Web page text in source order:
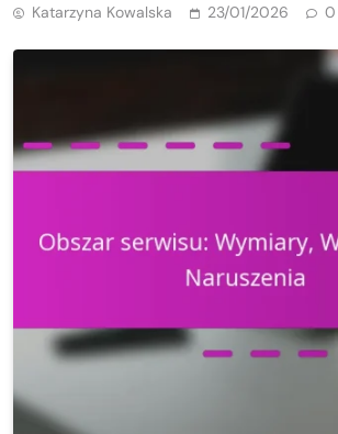
Katarzyna Kowalska 23/01/2026 0